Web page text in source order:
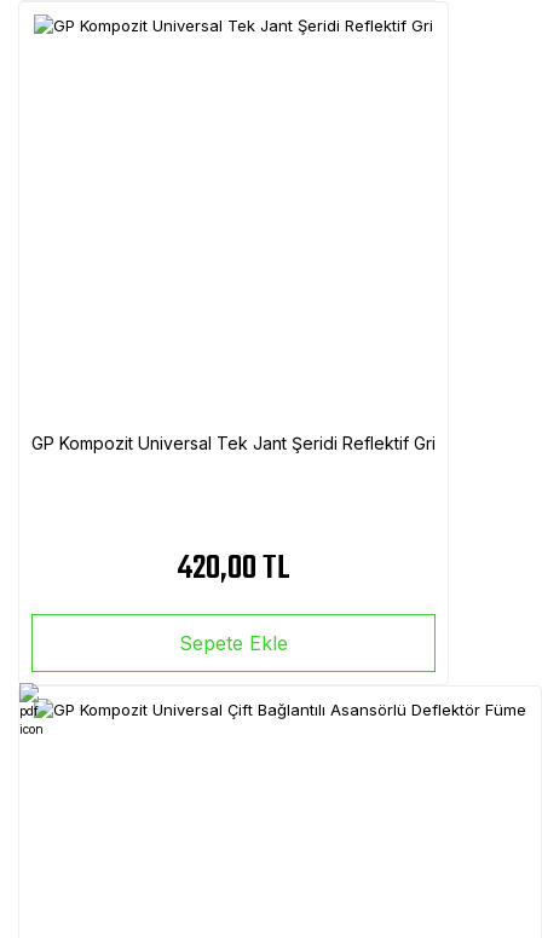
GP Kompozit Universal Tek Jant Şeridi Reflektif Gri
420,00 TL
Sepete Ekle